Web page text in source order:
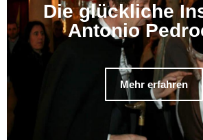
Die glückliche
Antonio
Mehr erfahren